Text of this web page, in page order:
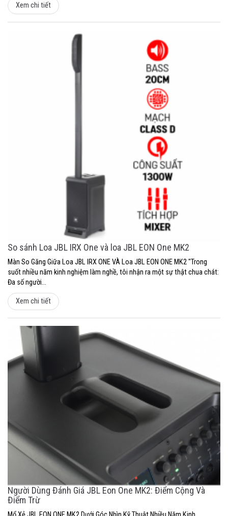
Xem chi tiết
So sánh Loa JBL IRX One và loa JBL EON One MK2
Màn So Găng Giữa Loa JBL IRX ONE VÀ Loa JBL EON ONE MK2 "Trong
suốt nhiều năm kinh nghiệm làm nghề, tôi nhận ra một sự thật chua chát:
Đa số người...
Xem chi tiết
Người Dùng Đánh Giá JBL Eon One MK2: Điểm Cộng Và
Điểm Trừ